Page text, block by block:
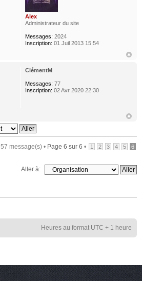
Alex
Administrateur du site
Messages: 2024
Inscription: 01 Juil 2013 15:54
ClémentM
Messages: 77
Inscription: 02 Avr 2020 22:30
57 message(s) • Page 6 sur 6 • 1 2 3 4 5 6
Aller à:
Heures au format UTC + 1 heure